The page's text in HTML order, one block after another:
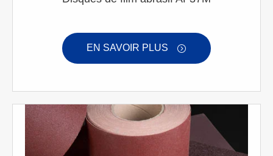
EN SAVOIR PLUS 